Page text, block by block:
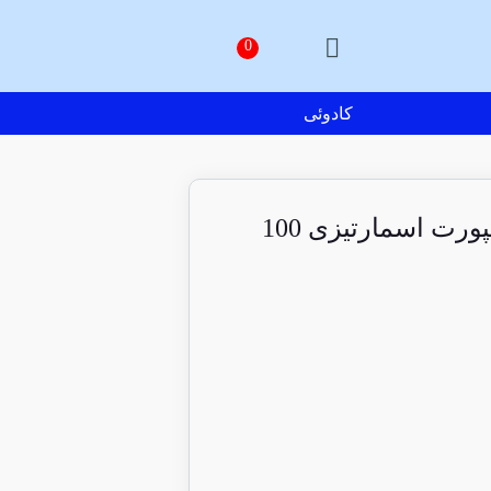
کادوئی
شکلات سفید ریتر اسپورت اسمارتیزی 100